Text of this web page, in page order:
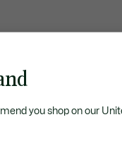
you shop on our